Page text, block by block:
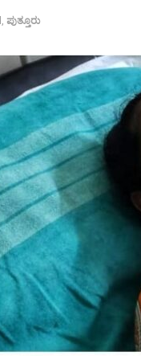
ಪುತ್ತೂರು